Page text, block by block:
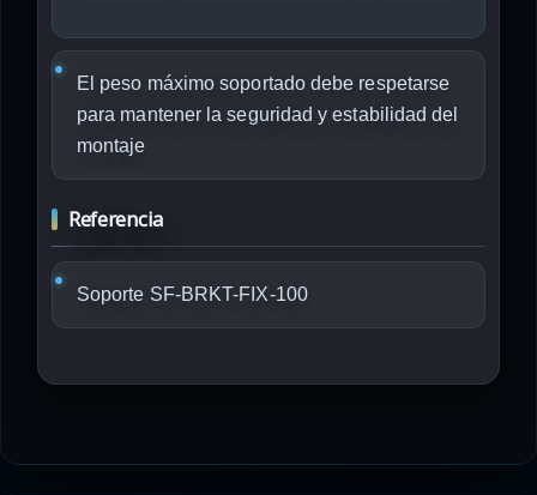
El peso máximo soportado debe respetarse
para mantener la seguridad y estabilidad del
montaje
Referencia
Soporte SF-BRKT-FIX-100